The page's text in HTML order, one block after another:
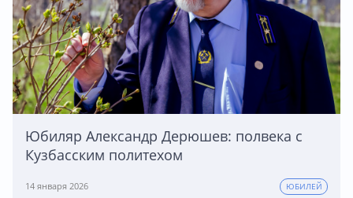
Юбиляр Александр Дерюшев: полвека с
Кузбасским политехом
14 января 2026 ЮБИЛЕЙ